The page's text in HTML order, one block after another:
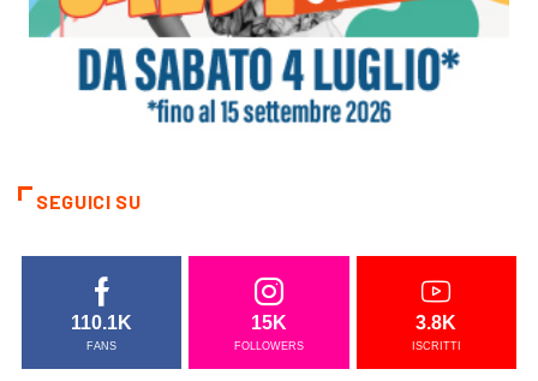
SEGUICI SU
110.1K
FANS
15K
FOLLOWERS
3.8K
ISCRITTI